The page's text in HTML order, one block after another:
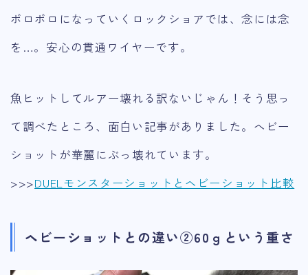
ボロボロになっていくロックショアでは、念には念
を…。安心の貫通ワイヤーです。
魚ヒットしてルアー壊れる訳ないじゃん！そう思っ
て調べたところ、面白い記事がありました。ヘビー
ショットが華麗にぶっ壊れています。
>>>DUELモンスターショットとヘビーショット比較
ヘビーショットとの違い②60ｇという重さ